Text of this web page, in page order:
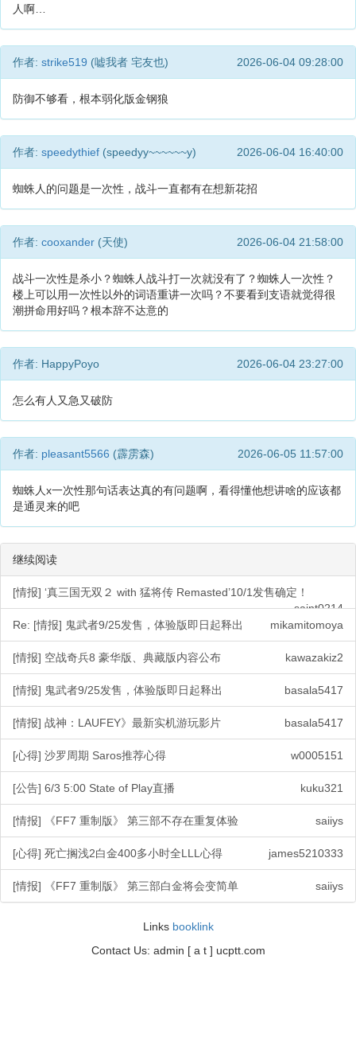
人啊…
作者: strike519 (嘘我者 宅友也) 2026-06-04 09:28:00
防御不够看，根本弱化版金钢狼
作者: speedythief (speedyy~~~~~~y) 2026-06-04 16:40:00
蜘蛛人的问题是一次性，战斗一直都有在想新花招
作者: cooxander (天使) 2026-06-04 21:58:00
战斗一次性是杀小？蜘蛛人战斗打一次就没有了？蜘蛛人一次性？
楼上可以用一次性以外的词语重讲一次吗？不要看到支语就觉得很
潮拼命用好吗？根本辞不达意的
作者: HappyPoyo 2026-06-04 23:27:00
怎么有人又急又破防
作者: pleasant5566 (霹雳森) 2026-06-05 11:57:00
蜘蛛人x一次性那句话表达真的有问题啊，看得懂他想讲啥的应该都
是通灵来的吧
继续阅读
[情报] ‘真三国无双２ with 猛将传 Remasted’10/1发售确定！
saint0214
Re: [情报] 鬼武者9/25发售，体验版即日起释出
mikamitomoya
[情报] 空战奇兵8 豪华版、典藏版内容公布 kawazakiz2
[情报] 鬼武者9/25发售，体验版即日起释出 basala5417
[情报] 战神：LAUFEY》最新实机游玩影片 basala5417
[心得] 沙罗周期 Saros推荐心得 w0005151
[公告] 6/3 5:00 State of Play直播 kuku321
[情报] 《FF7 重制版》 第三部不存在重复体验 saiiys
[心得] 死亡搁浅2白金400多小时全LLL心得 james5210333
[情报] 《FF7 重制版》 第三部白金将会变简单 saiiys
Links booklink
Contact Us: admin [ a t ] ucptt.com